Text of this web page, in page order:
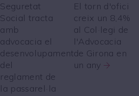
Seguretat
Social tracta
amb
advocacia el
desenvolupament
del
reglament de
la passarel·la
El torn d'ofici
creix un 8,4%
al Col·legi de
l'Advocacia
de Girona en
un any